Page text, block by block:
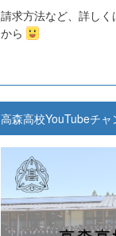
請求方法など、詳しく
から
高森高校YouTubeチャ